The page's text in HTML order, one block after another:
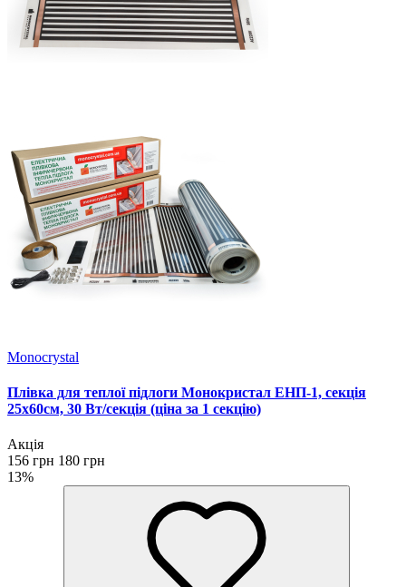
Monocrystal
Плівка для теплої підлоги Монокристал ЕНП-1, секція
25х60см, 30 Вт/секція (ціна за 1 секцію)
Акція
156 грн 180 грн
13%